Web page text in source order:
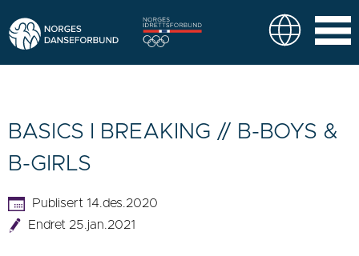
BASICS I BREAKING // B-BOYS &
B-GIRLS
Publisert 14.des.2020
Endret 25.jan.2021